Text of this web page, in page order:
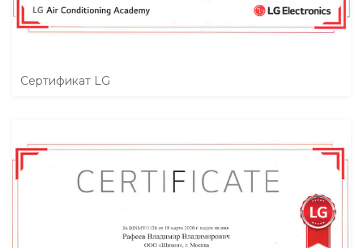
Сертификат LG